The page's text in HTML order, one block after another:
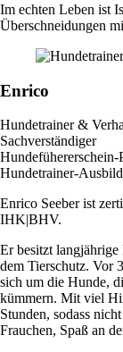
Im echten Leben ist
Überschneidungen
Enrico
Hundetrainer &
Sachverständiger
Hundefühererschein-
Hundetrainer-
Enrico Seeber ist
IHK|BHV.
Er besitzt
dem Tierschutz. Vor
sich um die Hunde,
kümmern. Mit viel
Stunden, sodass
Frauchen, Spaß an